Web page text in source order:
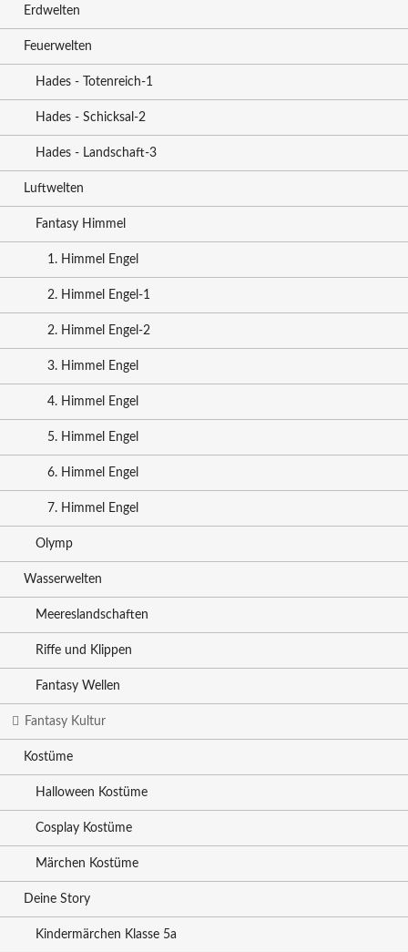
Erdwelten
Feuerwelten
Hades - Totenreich-1
Hades - Schicksal-2
Hades - Landschaft-3
Luftwelten
Fantasy Himmel
1. Himmel Engel
2. Himmel Engel-1
2. Himmel Engel-2
3. Himmel Engel
4. Himmel Engel
5. Himmel Engel
6. Himmel Engel
7. Himmel Engel
Olymp
Wasserwelten
Meereslandschaften
Riffe und Klippen
Fantasy Wellen
Fantasy Kultur
Kostüme
Halloween Kostüme
Cosplay Kostüme
Märchen Kostüme
Deine Story
Kindermärchen Klasse 5a